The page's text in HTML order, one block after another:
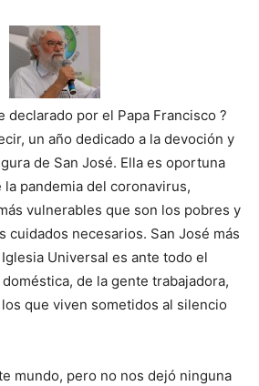
declarado por el Papa Francisco ?
un año dedicado a la devoción y
de San José. Ella es oportuna
pandemia del coronavirus,
vulnerables que son los pobres y
cuidados necesarios. San José más
Universal es ante todo el
de la gente trabajadora,
que viven sometidos al silencio
mundo, pero no nos dejó ninguna